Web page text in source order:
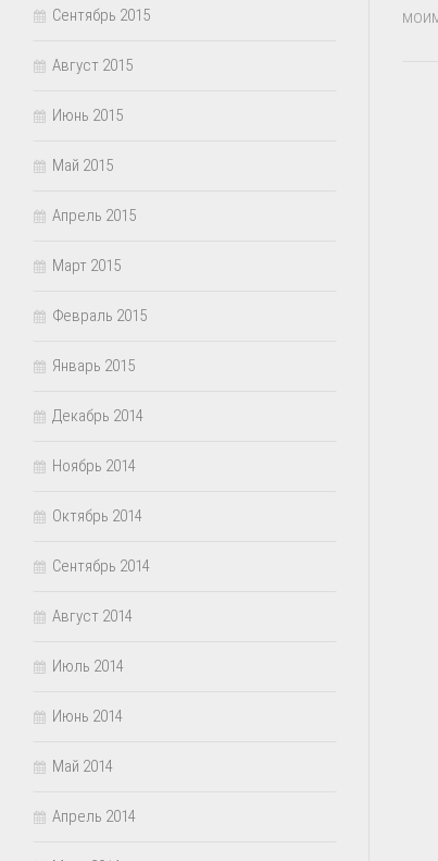
Сентябрь 2015
Август 2015
Июнь 2015
Май 2015
Апрель 2015
Март 2015
Февраль 2015
Январь 2015
Декабрь 2014
Ноябрь 2014
Октябрь 2014
Сентябрь 2014
Август 2014
Июль 2014
Июнь 2014
Май 2014
Апрель 2014